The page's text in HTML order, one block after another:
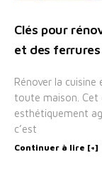
Clés pour
et des
Rénover la
toute maison. Cet
esthétiquement
c’est
Continuer à lire [+]